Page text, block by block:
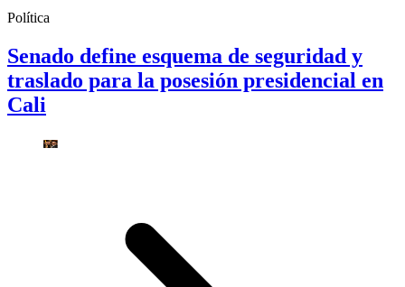
Política
Senado define esquema de seguridad y
traslado para la posesión presidencial en
Cali